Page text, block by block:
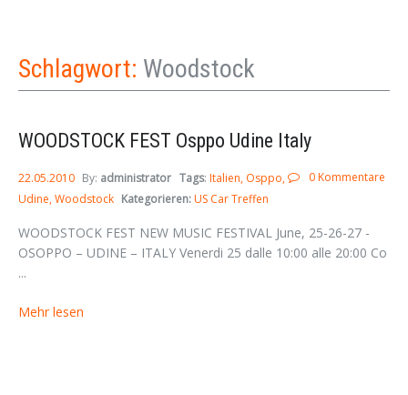
Schlagwort: Woodstock
WOODSTOCK FEST Osppo Udine Italy
0 Kommentare
22.05.2010 By: administrator Tags: Italien Osppo
Udine Woodstock Kategorieren:US Car Treffen
WOODSTOCK FEST NEW MUSIC FESTIVAL June, 25-26-27 -
OSOPPO – UDINE – ITALY Venerdi 25 dalle 10:00 alle 20:00 Co
...
Mehr lesen